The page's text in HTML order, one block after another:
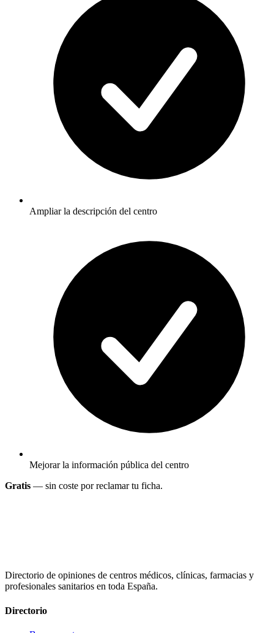
Ampliar la descripción del centro
Mejorar la información pública del centro
Gratis — sin coste por reclamar tu ficha.
Directorio de opiniones de centros médicos, clínicas, farmacias y
profesionales sanitarios en toda España.
Directorio